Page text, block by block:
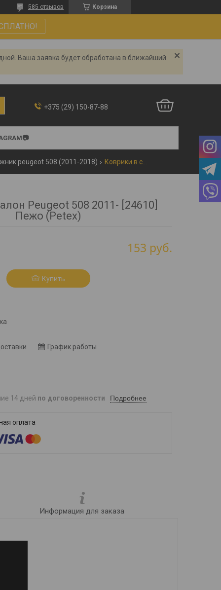
Корзина
585 отзывов
Ваша заявка будет обработана в ближайший
+375 (29) 150-87-88
peugeot 508 (2011-2018)
Peugeot 508 2011- [24610]
Пежо (Petex)
153 руб.
Купить
График работы
14 дней по договоренности Подробнее
Информация для заказа